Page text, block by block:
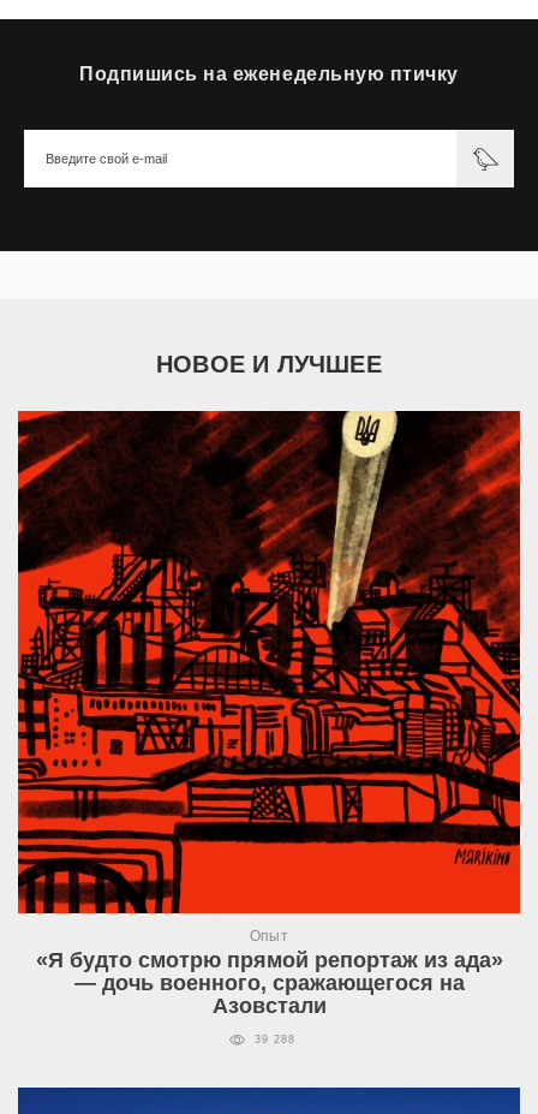
Подпишись на еженедельную птичку
НОВОЕ И ЛУЧШЕЕ
Опыт
«Я будто смотрю прямой репортаж из ада»
— дочь военного, сражающегося на
Азовстали
39 288